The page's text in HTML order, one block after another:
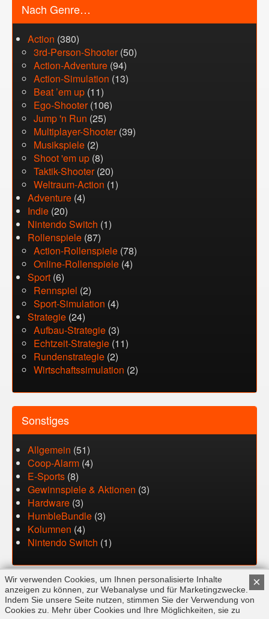
Nach Genre…
Action (380)
3rd-Person-Shooter(50)
Action-Adventure (94)
Action-Simulation (13)
Beat ’em up (11)
Ego-Shooter(106)
Jump 'n Run (25)
Multiplayer-Shooter(39)
Musikspiele (2)
Shoot 'em up (8)
Taktik-Shooter(20)
Weltraum-Action (1)
Adventure (4)
Indie (20)
Nintendo Switch (1)
Rollenspiele (87)
Action-Rollenspiele (78)
Online-Rollenspiele (4)
Sport (6)
Rennspiel (2)
Sport-Simulation (4)
Strategie (24)
Aufbau-Strategie (3)
Echtzeit-Strategie (11)
Rundenstrategie (2)
Wirtschaftssimulation (2)
Sonstiges
Allgemein (51)
Coop-Alarm (4)
E-Sports (8)
Gewinnspiele & Aktionen (3)
Hardware (3)
HumbleBundle (3)
Kolumnen (4)
Nintendo Switch (1)
FAQ Kontakt Impressum Datenschutz
×
Wir verwenden Cookies, um Ihnen personalisierte Inhalte
anzeigen zu können, zur Webanalyse und für Marketingzwecke.
Indem Sie unsere Seite nutzen, stimmen Sie der Verwendung von
Cookies zu. Mehr über Cookies und Ihre Möglichkeiten, sie zu